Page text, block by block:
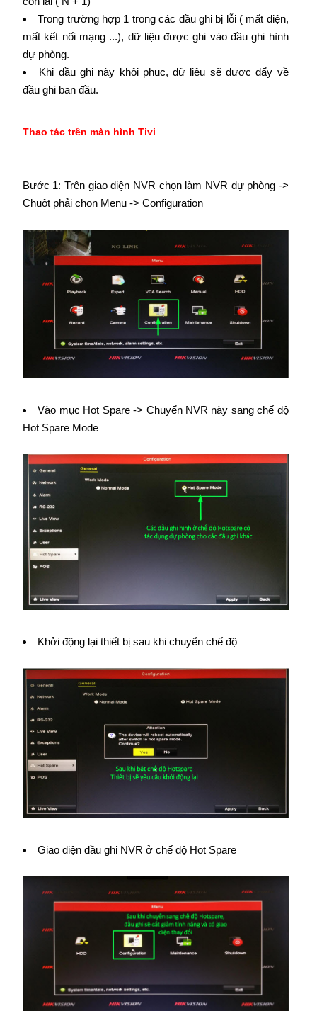
Trong trường hợp 1 trong các đầu ghi bị lỗi ( mất điện,
mất kết nối mạng ...), dữ liệu được ghi vào đầu ghi hình
dự phòng.
Khi đầu ghi này khôi phục, dữ liệu sẽ được đẩy về
đầu ghi ban đầu.
Thao tác trên màn hình Tivi
Bước 1: Trên giao diện NVR chọn làm NVR dự phòng ->
Chuột phải chọn Menu -> Configuration
Vào mục Hot Spare -> Chuyển NVR này sang chế độ
Hot Spare Mode
Khởi động lại thiết bị sau khi chuyển chế độ
Giao diện đầu ghi NVR ở chế độ Hot Spare